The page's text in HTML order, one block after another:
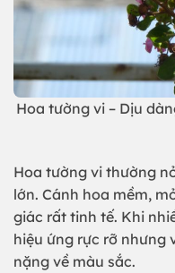
Hoa tường vi – Dịu
Hoa tường vi thường
lớn. Cánh hoa mềm,
giác rất tinh tế. Khi
hiệu ứng rực rỡ nhưng
nặng về màu sắc.